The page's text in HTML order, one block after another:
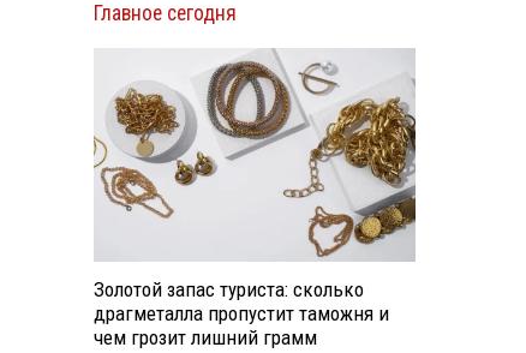
Главное сегодня
Золотой запас туриста: сколько
драгметалла пропустит таможня и
чем грозит лишний грамм